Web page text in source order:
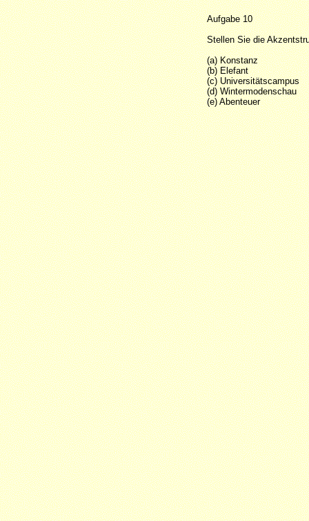
Aufgabe 10
Stellen Sie die
(a) Konstanz
(b) Elefant
(c) Universitätscampus
(d) Wintermodenschau
(e) Abenteuer